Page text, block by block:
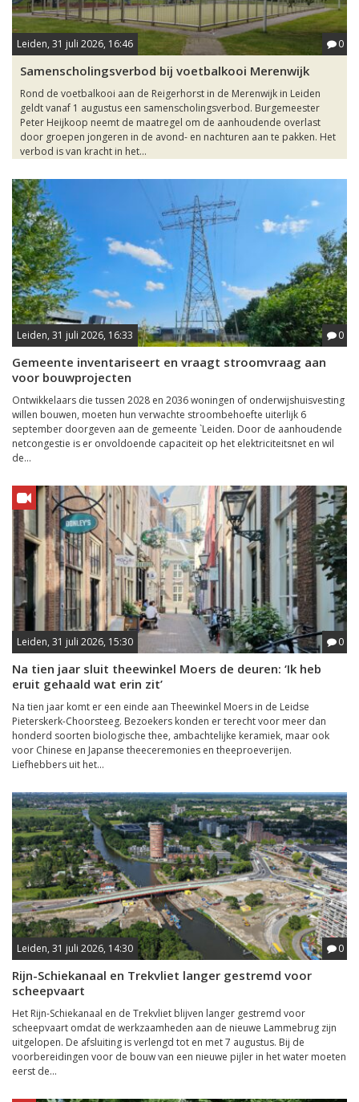
Leiden, 31 juli 2026, 16:46 0
Samenscholingsverbod bij voetbalkooi Merenwijk
Rond de voetbalkooi aan de Reigerhorst in de Merenwijk in Leiden
geldt vanaf 1 augustus een samenscholingsverbod. Burgemeester
Peter Heijkoop neemt de maatregel om de aanhoudende overlast
door groepen jongeren in de avond- en nachturen aan te pakken. Het
verbod is van kracht in het...
Leiden, 31 juli 2026, 16:33 0
Gemeente inventariseert en vraagt stroomvraag aan
voor bouwprojecten
Ontwikkelaars die tussen 2028 en 2036 woningen of onderwijshuisvesting
willen bouwen, moeten hun verwachte stroombehoefte uiterlijk 6
september doorgeven aan de gemeente `Leiden. Door de aanhoudende
netcongestie is er onvoldoende capaciteit op het elektriciteitsnet en wil
de...
Leiden, 31 juli 2026, 15:30 0
Na tien jaar sluit theewinkel Moers de deuren: ‘Ik heb
eruit gehaald wat erin zit’
Na tien jaar komt er een einde aan Theewinkel Moers in de Leidse
Pieterskerk-Choorsteeg. Bezoekers konden er terecht voor meer dan
honderd soorten biologische thee, ambachtelijke keramiek, maar ook
voor Chinese en Japanse theeceremonies en theeproeverijen.
Liefhebbers uit het...
Leiden, 31 juli 2026, 14:30 0
Rijn-Schiekanaal en Trekvliet langer gestremd voor
scheepvaart
Het Rijn-Schiekanaal en de Trekvliet blijven langer gestremd voor
scheepvaart omdat de werkzaamheden aan de nieuwe Lammebrug zijn
uitgelopen. De afsluiting is verlengd tot en met 7 augustus. Bij de
voorbereidingen voor de bouw van een nieuwe pijler in het water moeten
eerst de...